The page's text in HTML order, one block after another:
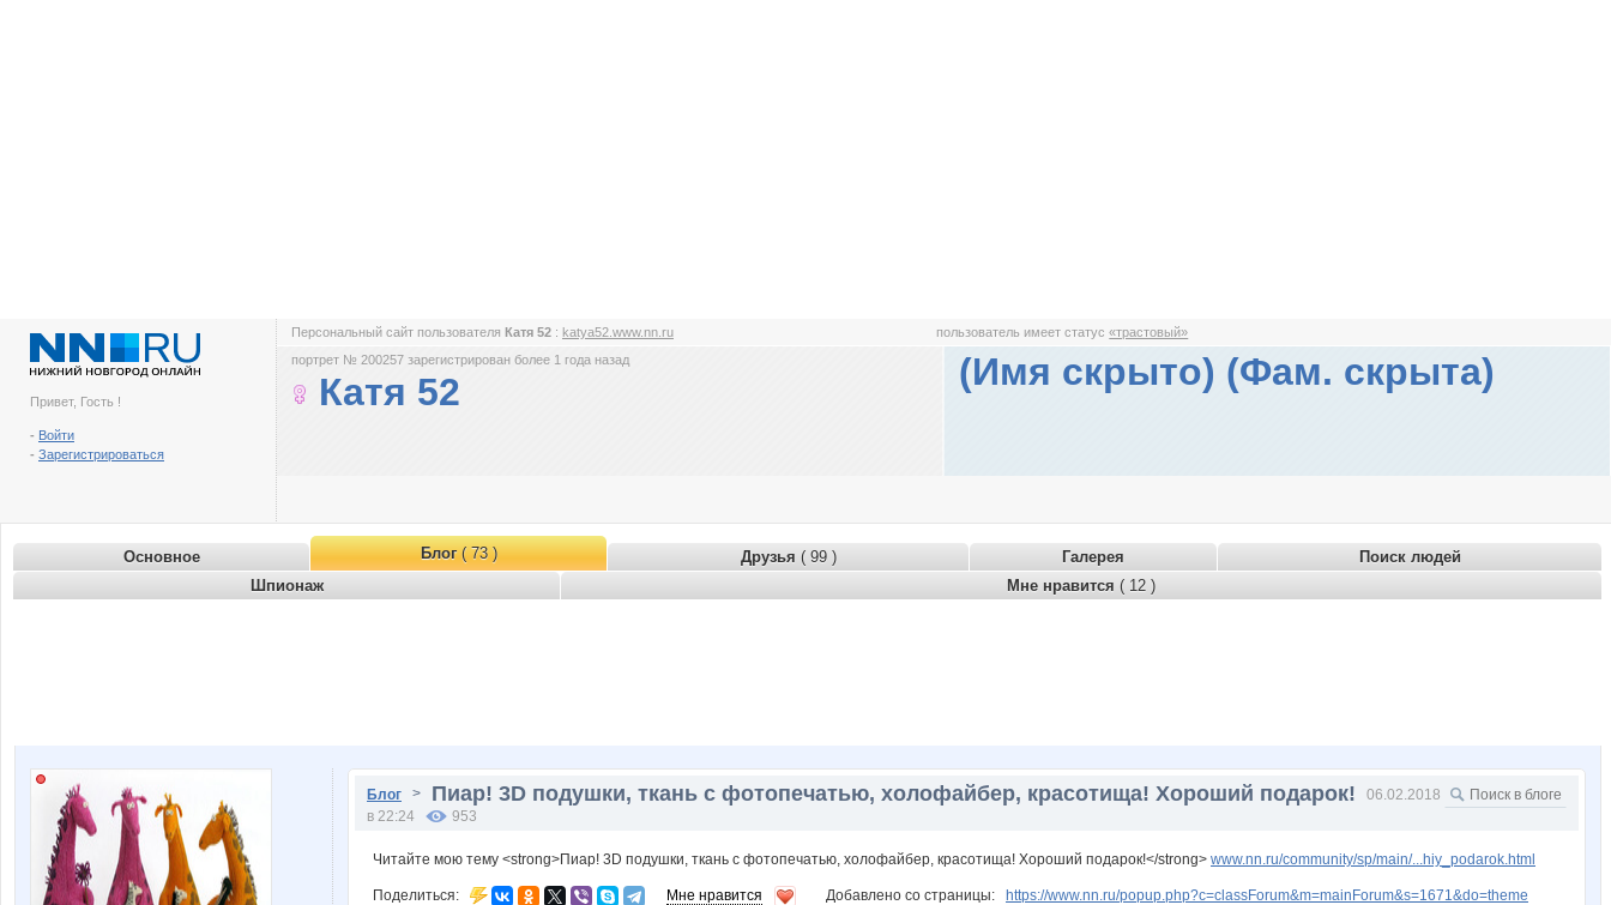
Привет, Гость !
- Войти
- Зарегистрироваться
Персональный сайт пользователя Катя 52 : katya52.www.nn.ru пользователь имеет статус«трастовый»
портрет № 200257 зарегистрирован более 1 года назад
Катя 52 (Имя скрыто) (Фам. скрыта)
Основное Блог( 73 ) Друзья ( 99 ) Галерея
Поиск людей
Шпионаж
Мне нравится ( 12 )
Блог > Пиар! 3D подушки, ткань с фотопечатью, холофайбер, красотища! Хороший подарок!
06.02.2018
в 22:24
953
Читайте мою тему <strong>Пиар! 3D подушки, ткань с фотопечатью, холофайбер, красотища! Хороший подарок!</strong> www.nn.ru/community/sp/main/...hiy_podarok.html
Поделиться: Мне нравится Добавлено со страницы: https://www.nn.ru/popup.php?c=classForum&m=mainForum&s=1671&do=theme